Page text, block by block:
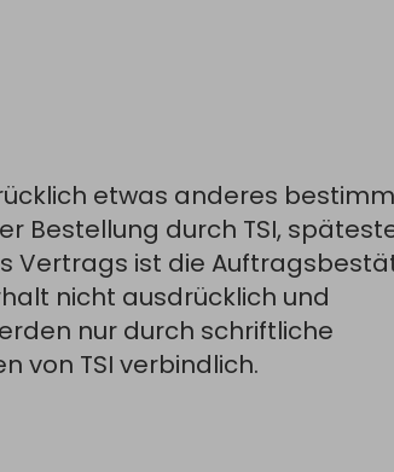
etwas anderes
Bestellung durch TSI,
Vertrags ist die
nicht ausdrücklich und
nur durch schriftliche
von TSI verbindlich.